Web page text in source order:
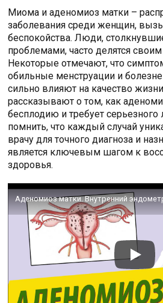
Миома и аденомиоз матки –
заболевания среди женщин,
беспокойства. Люди,
проблемами, часто делятся
Некоторые отмечают, что
обильные менструации и
сильно влияют на качество
рассказывают о том, как
бесплодию и требует серьезного
помнить, что каждый случай
врачу для точного диагноза и
является ключевым шагом к
здоровья.
Аденомиоз матки. Внутренний